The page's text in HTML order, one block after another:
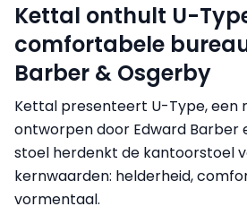
Kettal onthult U-
comfortabele
Barber & Osgerby
Kettal presenteert U-Type, een
ontworpen door Edward Barber
stoel herdenkt de kantoorstoel
kernwaarden: helderheid,
vormentaal.